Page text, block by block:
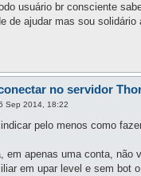
usuário br consciente
de ajudar mas sou
no servidor
Sep 2014, 18:22
pelo menos como
em apenas uma conta, não
em upar level e sem bot